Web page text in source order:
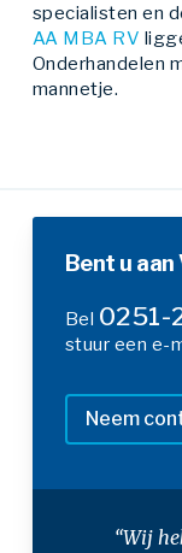
specialisten en
AA MBA RV
Onderhandelen
mannetje.
Bent u aan
Bel 0251-
stuur een e-
Neem
“Wij